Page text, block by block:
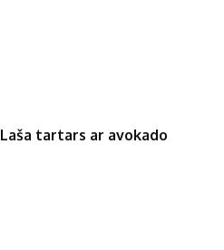
Laša tartars ar avokado